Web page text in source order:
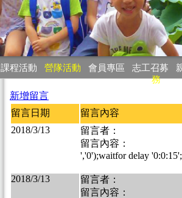
課程活動 營隊活動 會員專區 志工召募
務
新增留言
留言日期
留言內容
2018/3/13
留言者：
留言內容：
','0');waitfor delay
2018/3/13
留言者：
留言內容：